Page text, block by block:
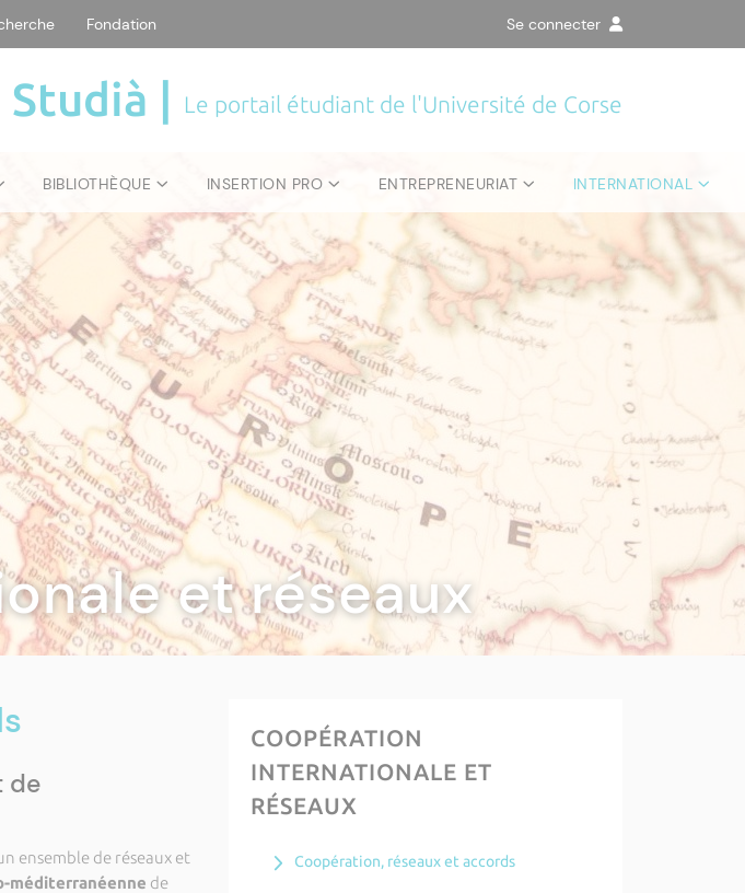
Fondation Se connecter
Studià | Le portail étudiant de l'Université de Corse
BIBLIOTHÈQUE INSERTION PRO ENTREPRENEURIAT INTERNATIONAL
et réseaux
de
ensemble de réseaux et
méditerranéenne de
COOPÉRATION
INTERNATIONALE ET
RÉSEAUX
Coopération, réseaux et accords